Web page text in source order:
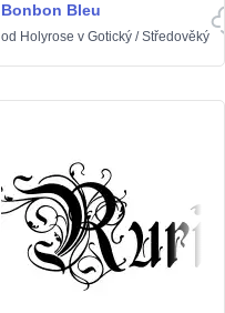
Bonbon Bleu
od Holyrose v Gotický /Středověký